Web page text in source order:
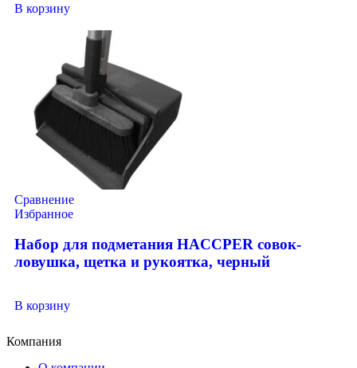
В корзину
Сравнение
Избранное
Набор для подметания HACCPER совок-
ловушка, щетка и рукоятка, черный
В корзину
Компания